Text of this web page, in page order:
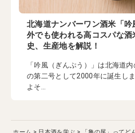
北海道ナンバーワン酒米「
外でも使われる高コスパな酒
史、生産地を解説！
「吟風（ぎんぷう）」は北海道
の第二号として2000年に誕生し
よそ...